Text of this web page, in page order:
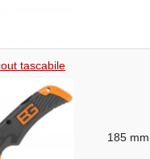
tascabile
185 mm